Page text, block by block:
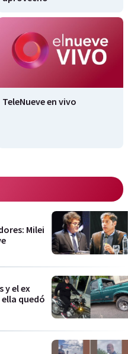
TeleNueve en vivo
Milei
y el ex
quedó